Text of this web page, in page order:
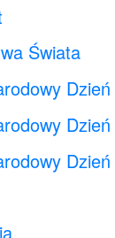
Świata